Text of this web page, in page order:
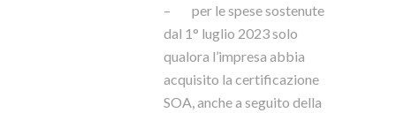
– per le spese sostenute
dal 1° luglio 2023 solo
qualora l’impresa abbia
acquisito la certificazione
SOA, anche a seguito della